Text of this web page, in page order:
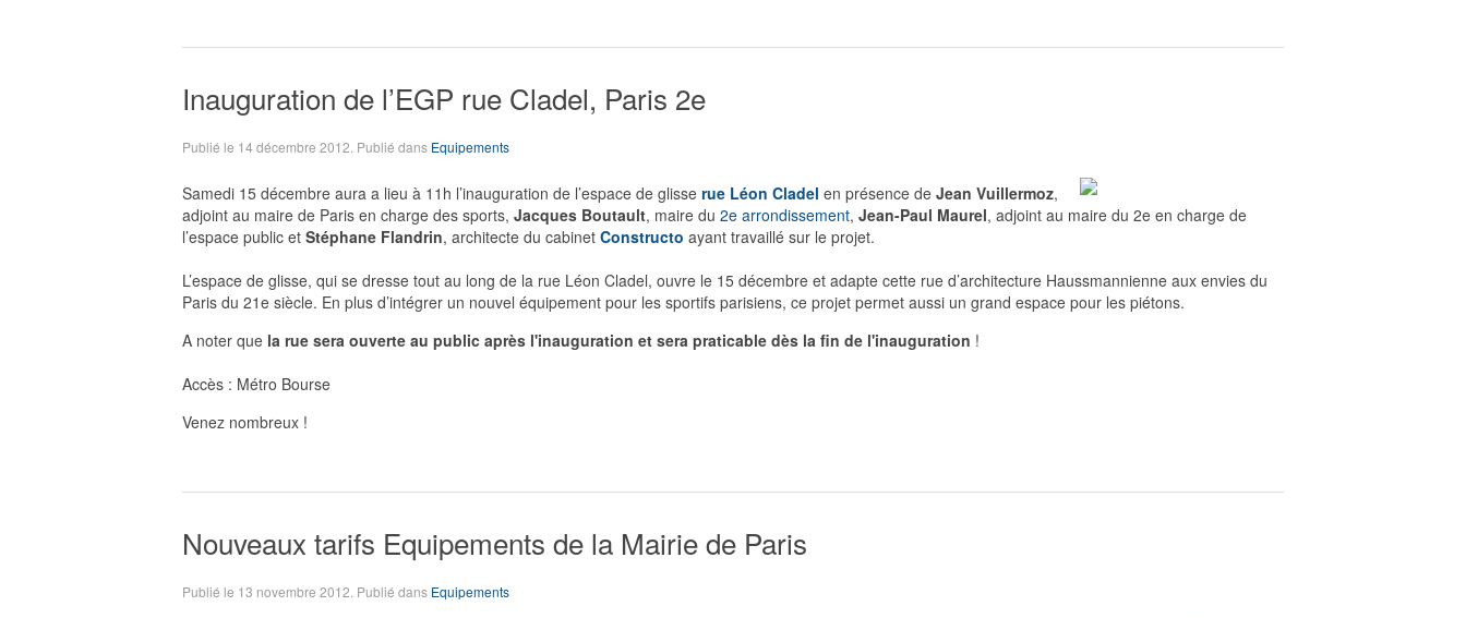
Inauguration de l’EGP rue Cladel, Paris 2e
Publié le 14 décembre 2012 . Publié dans Equipements
Samedi 15 décembre aura a lieu à 11h l’inauguration de l’espace de glisse rue Léon Cladel en présence de Jean Vuillermoz,
adjoint au maire de Paris en charge des sports, Jacques Boutault, maire du 2e arrondissement, Jean-Paul Maurel, adjoint au maire du 2e en charge de
l’espace public et Stéphane Flandrin, architecte du cabinet Constructo ayant travaillé sur le projet.
L’espace de glisse, qui se dresse tout au long de la rue Léon Cladel, ouvre le 15 décembre et adapte cette rue d’architecture Haussmannienne aux envies du
Paris du 21e siècle. En plus d’intégrer un nouvel équipement pour les sportifs parisiens, ce projet permet aussi un grand espace pour les piétons.
A noter que la rue sera ouverte au public après l'inauguration et sera praticable dès la fin de l'inauguration !
Accès : Métro Bourse
Venez nombreux !
Nouveaux tarifs Equipements de la Mairie de Paris
Publié le 13 novembre 2012 . Publié dans Equipements